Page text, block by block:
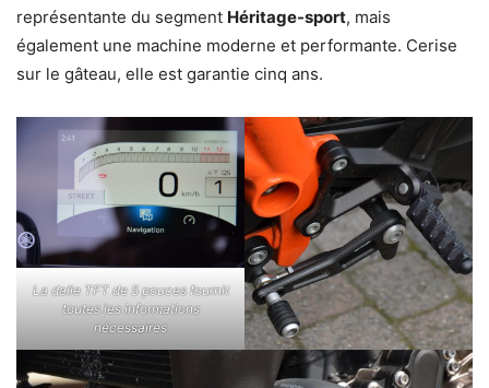
représentante du segment Héritage-sport, mais
également une machine moderne et performante. Cerise
sur le gâteau, elle est garantie cinq ans.
La dalle TFT de 5 pouces fournit
toutes les informations
nécessaires